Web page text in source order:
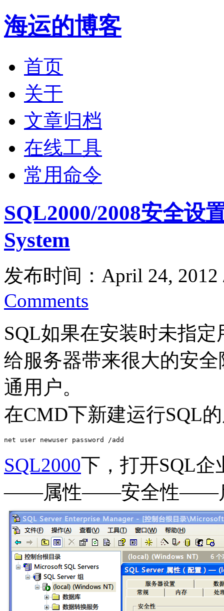
海运的博客
首页
关于
文章归档
在线工具
常用命令
SQL2000/2008安全设
System
发布时间：April 24,
Comments
SQL如果在安装时未指定
给服务器带来很大的安
通用户。
在CMD下新建运行SQL
net user newuser password /add
SQL2000下，打开SQL
——属性——安全性——